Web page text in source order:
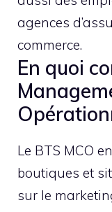
agences
commerce.
En quoi
Le BTS MCO
boutiques et
sur le